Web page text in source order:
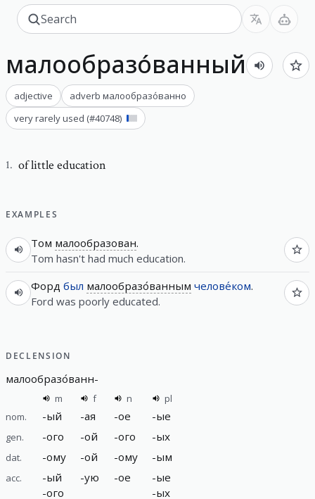
малообразо́ванный
adjective adverb малообразо́ванно
very rarely used (#40748)
1. of little education
EXAMPLES
Том малообразован.
Tom hasn't had much education.
Форд был малообразо́ванным челове́ком.
Ford was poorly educated.
DECLENSION
малообразо́ванн-
m f n
pl
nom.
-ый -ая -ое -ые
gen. -ого -ой -ого -ых
dat. -ому -ой -ому -ым
acc. -ый
-ого
-ую -ое -ые
-ых